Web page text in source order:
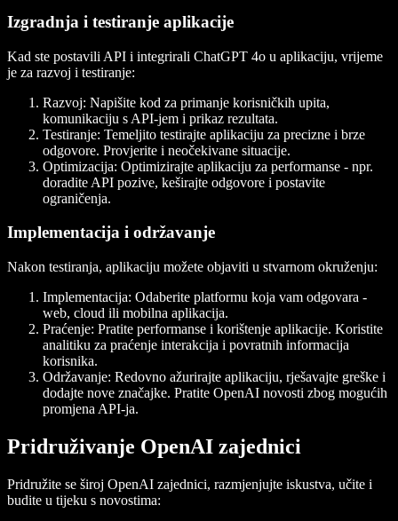
Izgradnja i testiranje aplikacije
Kad ste postavili API i integrirali ChatGPT 4o u aplikaciju, vrijeme
je za razvoj i testiranje:
Razvoj: Napišite kod za primanje korisničkih upita,
komunikaciju s API-jem i prikaz rezultata.
Testiranje: Temeljito testirajte aplikaciju za precizne i brze
odgovore. Provjerite i neočekivane situacije.
Optimizacija: Optimizirajte aplikaciju za performanse - npr.
doradite API pozive, keširajte odgovore i postavite
ograničenja.
Implementacija i održavanje
Nakon testiranja, aplikaciju možete objaviti u stvarnom okruženju:
Implementacija: Odaberite platformu koja vam odgovara -
web, cloud ili mobilna aplikacija.
Praćenje: Pratite performanse i korištenje aplikacije. Koristite
analitiku za praćenje interakcija i povratnih informacija
korisnika.
Održavanje: Redovno ažurirajte aplikaciju, rješavajte greške i
dodajte nove značajke. Pratite OpenAI novosti zbog mogućih
promjena API-ja.
Pridruživanje OpenAI zajednici
Pridružite se široj OpenAI zajednici, razmjenjujte iskustva, učite i
budite u tijeku s novostima: